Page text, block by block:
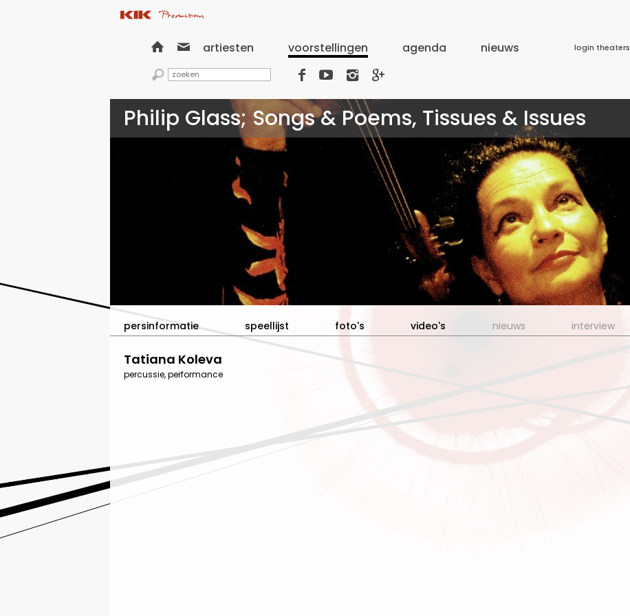
  artiesten voorstellingen agenda nieuws login theaters
    
Philip Glass; Songs & Poems, Tissues & Issues
persinformatie speellijst foto's video's nieuws interview
Tatiana Koleva
percussie, performance